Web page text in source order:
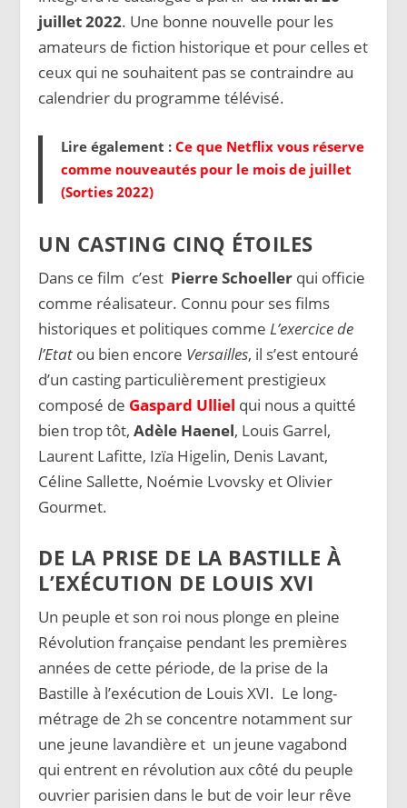
juillet 2022. Une bonne nouvelle pour les
amateurs de fiction historique et pour celles et
ceux qui ne souhaitent pas se contraindre au
calendrier du programme télévisé.
Lire également :Ce que Netflix vous réserve
comme nouveautés pour le mois de juillet
(Sorties 2022)
UN CASTING CINQ ÉTOILES
Dans ce film c’est Pierre Schoeller qui officie
comme réalisateur. Connu pour ses films
historiques et politiques commeL’exercice de
l’Etat ou bien encore Versailles, il s’est entouré
d’un casting particulièrement prestigieux
composé de Gaspard Ulliel qui nous a quitté
bien trop tôt,Adèle Haenel, Louis Garrel,
Laurent Lafitte, Izïa Higelin, Denis Lavant,
Céline Sallette, Noémie Lvovsky et Olivier
Gourmet.
DE LA PRISE DE LA BASTILLE À
L’EXÉCUTION DE LOUIS XVI
Un peuple et son roi nous plonge en pleine
Révolution française pendant les premières
années de cette période, de la prise de la
Bastille à l’exécution de Louis XVI. Le long-
métrage de 2h se concentre notamment sur
une jeune lavandière et un jeune vagabond
qui entrent en révolution aux côté du peuple
ouvrier parisien dans le but de voir leur rêve